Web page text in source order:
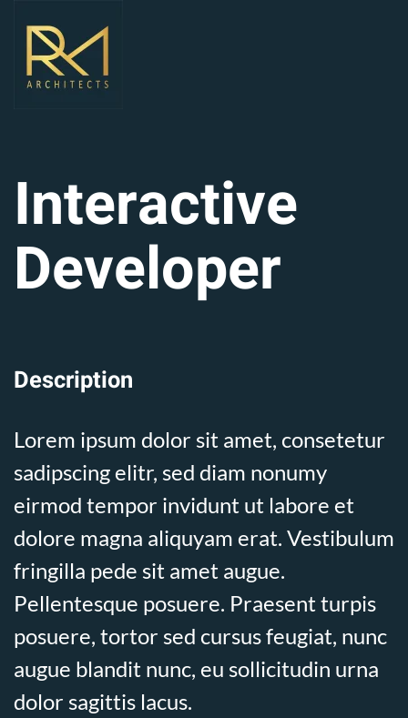
Interactive
Developer
Description
Lorem ipsum dolor sit amet, consetetur
sadipscing elitr, sed diam nonumy
eirmod tempor invidunt ut labore et
dolore magna aliquyam erat. Vestibulum
fringilla pede sit amet augue.
Pellentesque posuere. Praesent turpis
posuere, tortor sed cursus feugiat, nunc
augue blandit nunc, eu sollicitudin urna
dolor sagittis lacus.